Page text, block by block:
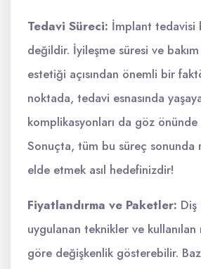
Tedavi Süreci: İmplant tedavisi
değildir. İyileşme süresi ve
estetiği açısından önemli bir
noktada, tedavi esnasında
komplikasyonları da göz
Sonuçta, tüm bu süreç sonunda
elde etmek asıl hedefinizdir!
Fiyatlandırma ve Paketler: Diş
uygulanan teknikler ve
göre değişkenlik gösterebilir.